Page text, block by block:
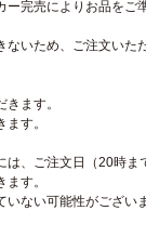
完売によりお品をご
いため、ご注文い
ます。
す。
、ご注文日（20時
す。
ない可能性がござい